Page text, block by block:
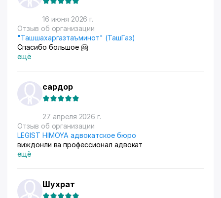
16 июня 2026 г.
Отзыв об организации
"Ташшахаргазтаъминот" (ТашГаз)
Спасибо большое 🤗
ещё
сардор
27 апреля 2026 г.
Отзыв об организации
LEGIST HIMOYA адвокатское бюро
виждонли ва профессионал адвокат
ещё
Шухрат